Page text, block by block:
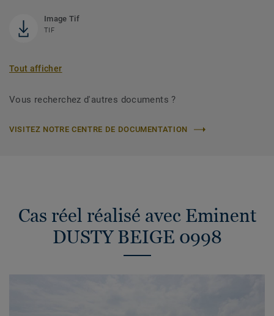
Image Tif
TIF
Tout afficher
Vous recherchez d'autres documents ?
VISITEZ NOTRE CENTRE DE DOCUMENTATION
Cas réel réalisé avec Eminent
DUSTY BEIGE 0998